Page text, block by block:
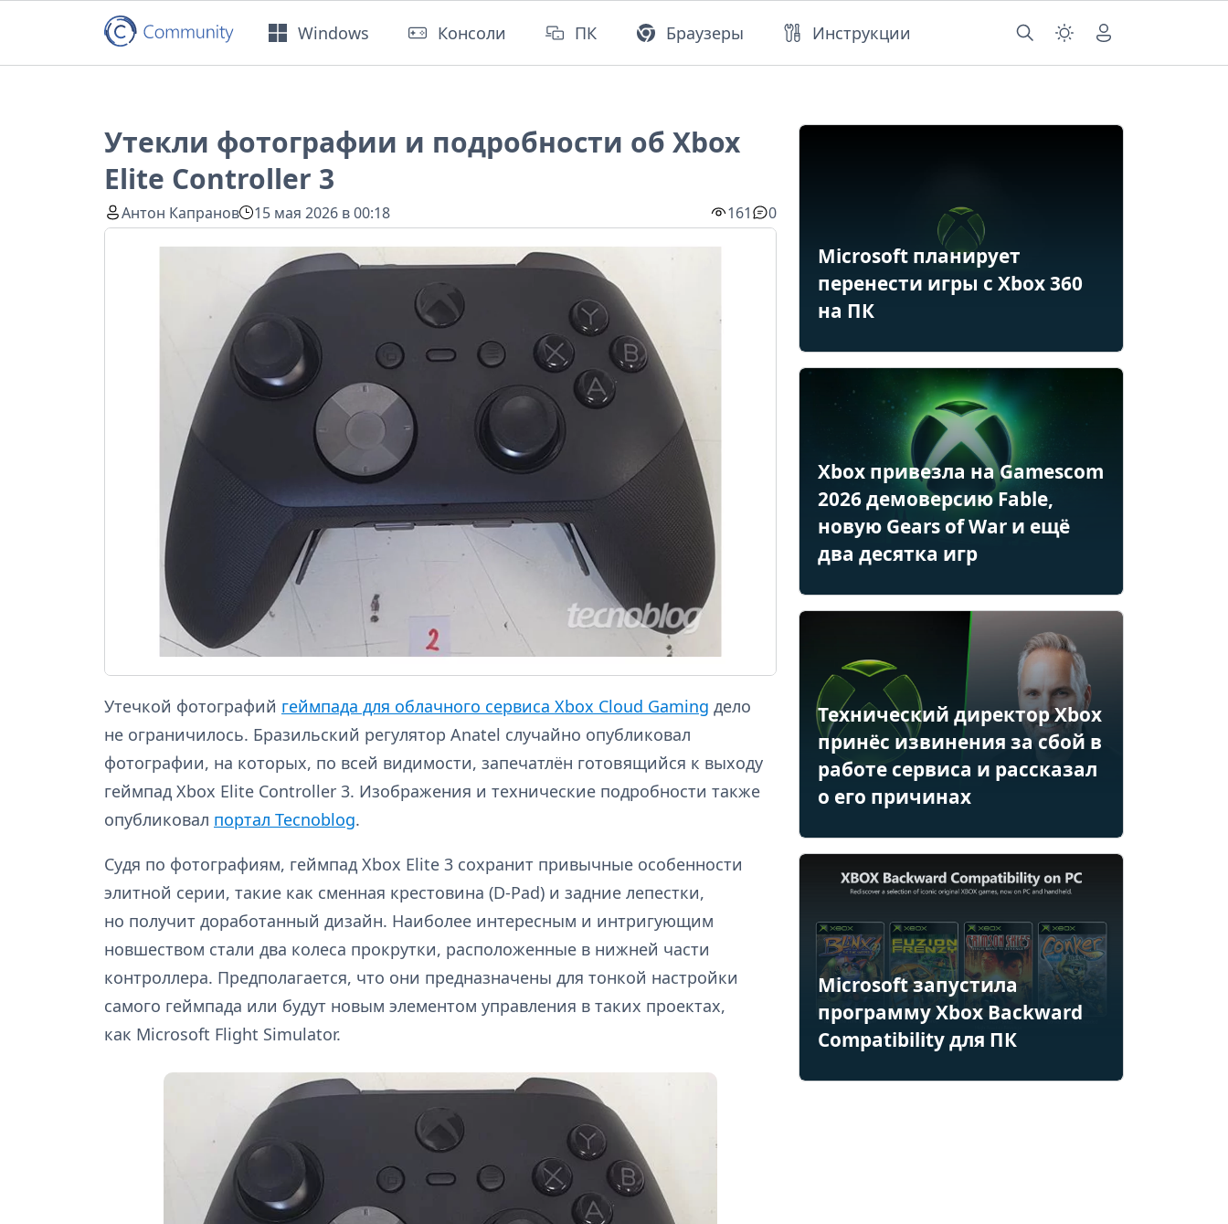
Windows Консоли ПК Браузеры Инструкции
Утекли фотографии и подробности об Xbox
Elite Controller 3
Антон Капранов 15 мая 2026 в 00:18 161 0
Утечкой фотографий геймпада для облачного сервиса Xbox Cloud Gaming дело
не ограничилось. Бразильский регулятор Anatel случайно опубликовал
фотографии, на которых, по всей видимости, запечатлён готовящийся к выходу
геймпад Xbox Elite Controller 3. Изображения и технические подробности также
опубликовал портал Tecnoblog.
Судя по фотографиям, геймпад Xbox Elite 3 сохранит привычные особенности
элитной серии, такие как сменная крестовина (D-Pad) и задние лепестки,
но получит доработанный дизайн. Наиболее интересным и интригующим
новшеством стали два колеса прокрутки, расположенные в нижней части
контроллера. Предполагается, что они предназначены для тонкой настройки
самого геймпада или будут новым элементом управления в таких проектах,
как Microsoft Flight Simulator.
Microsoft планирует
перенести игры с Xbox 360
на ПК
Xbox привезла на Gamescom
2026 демоверсию Fable,
новую Gears of War и ещё
два десятка игр
Технический директор Xbox
принёс извинения за сбой в
работе сервиса и рассказал
о его причинах
Microsoft запустила
программу Xbox Backward
Compatibility для ПК